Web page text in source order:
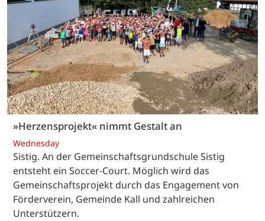
»Herzensprojekt« nimmt Gestalt an
Wednesday
Sistig. An der Gemeinschaftsgrundschule Sistig
entsteht ein Soccer-Court. Möglich wird das
Gemeinschaftsprojekt durch das Engagement von
Förderverein, Gemeinde Kall und zahlreichen
Unterstützern.